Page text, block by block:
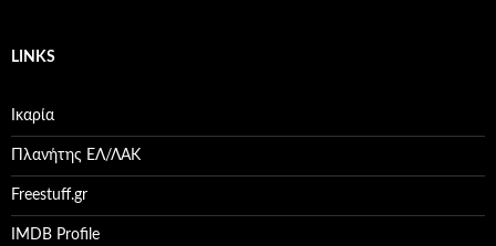
LINKS
Ικαρία
Πλανήτης ΕΛ/ΛΑΚ
Freestuff.gr
IMDB Profile